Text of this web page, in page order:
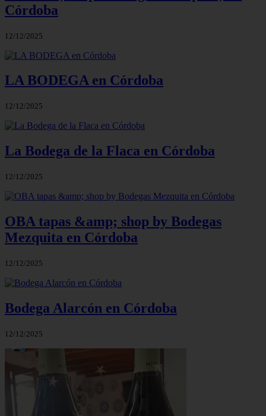
Córdoba
12/12/2025
LA BODEGA en Córdoba
12/12/2025
La Bodega de la Flaca en Córdoba
12/12/2025
OBA tapas &amp; shop by Bodegas
Mezquita en Córdoba
12/12/2025
Bodega Alarcón en Córdoba
12/12/2025